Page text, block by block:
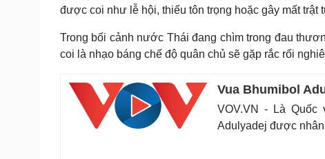
được coi như lễ hội, thiếu tôn trọng hoặc gây mất trật
Trong bối cảnh nước Thái đang chìm trong đau
coi là nhạo báng chế độ quân chủ sẽ gặp rắc rối
Vua Bhumibol
VOV.VN - Là Quốc
Adulyadej được